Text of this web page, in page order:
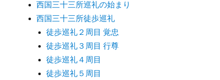
西国三十三所巡礼の始まり
西国三十三所徒歩巡礼
徒歩巡礼２周目 覚忠
徒歩巡礼３周目 行尊
徒歩巡礼４周目
徒歩巡礼５周目